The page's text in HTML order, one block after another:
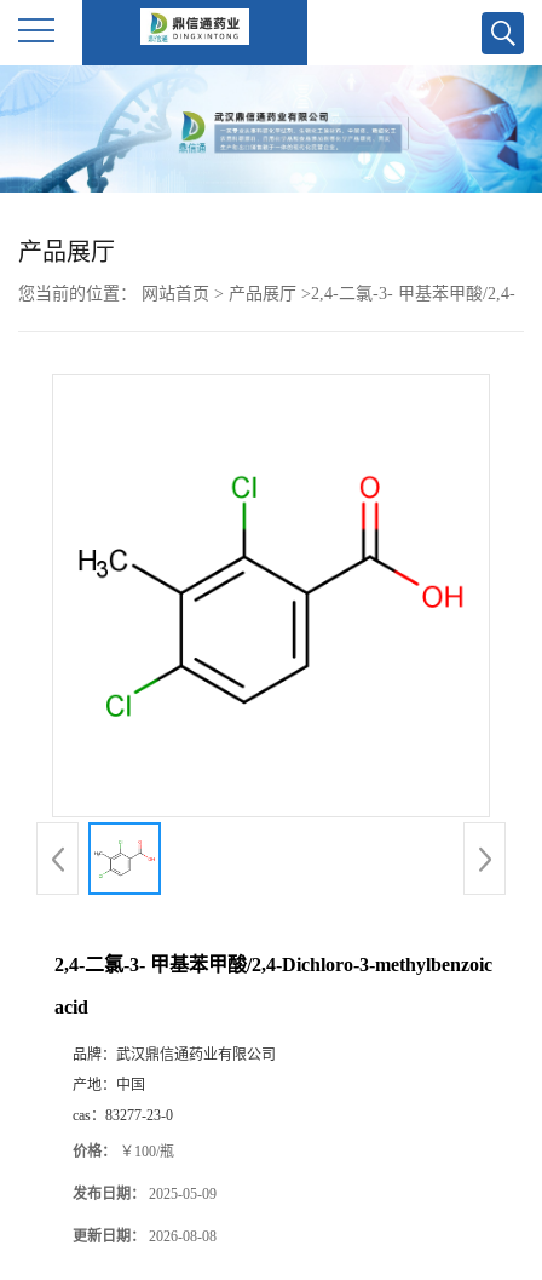
公
产
厅
产品展厅
您当前的位置： 网站首页 > 产品展厅 >2,4-二氯-3- 甲基苯甲酸/2,4-
2,4-二氯-3- 甲基苯甲酸/2,4-Dichloro-3-methylbenzoic
acid
品牌： 武汉鼎信通药业有限公司
产地： 中国
cas： 83277-23-0
价格： ￥100/瓶
发布日期： 2025-05-09
更新日期： 2026-08-08